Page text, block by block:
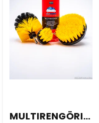
MULTIRENGÖRING MED 4x BORSTE